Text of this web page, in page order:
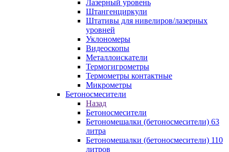
Лазерный уровень
Штангенциркули
Штативы для нивелиров/лазерных
уровней
Уклономеры
Видеоскопы
Металлоискатели
Термогигрометры
Термометры контактные
Микрометры
Бетоносмесители
Назад
Бетоносмесители
Бетономешалки (бетоносмесители) 63
литра
Бетономешалки (бетоносмесители) 110
литров